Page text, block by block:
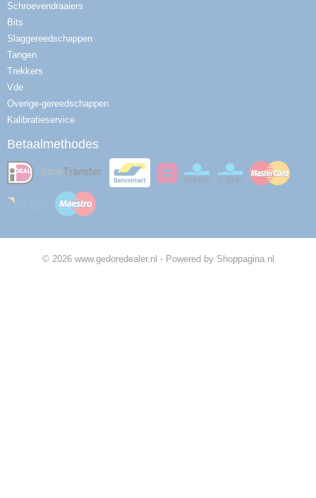
Schroevendraaiers
Bits
Slaggereedschappen
Tangen
Trekkers
Vde
Overige-gereedschappen
Kalibratieservice
Betaalmethodes
© 2026 www.gedoredealer.nl - Powered by Shoppagina.nl